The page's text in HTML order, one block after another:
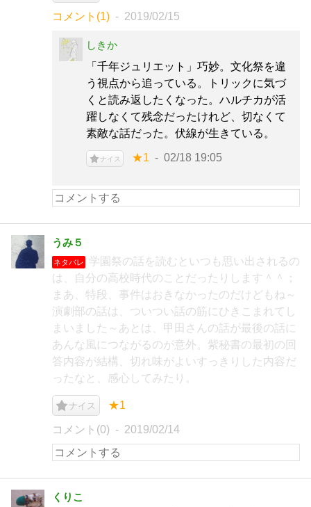
コメント(1) 2019/02/15
しきか
「千年ジュリエット」巧妙。文化祭を違
う視点から追っている。トリックに気づ
くと読み返したくなった。ハルチカが活
躍しなくて残念だったけれど、切なくて
素敵な話だった。伏線が生きている。
ナイス ★1 02/18 19:05
うみ５
ネタバレ
学園祭の話を読むといつも思い出されるの
は、自分の高校時代のことだったりします＾＾；
まあ、特段、事件はおきなかったのだけどもね～
演劇部の話は、ついつい話の筋にひきこまれてし
まいました～あとは、甲田さんの話が最後の話に
あんな風につながるのが意外。紫秘書の最初の回
答内容が結構、切れ味がよいすっきりした内容だ
ったなと、感心してみたり。
ナイス ★1
コメント(0) 2019/02/14
くりこ